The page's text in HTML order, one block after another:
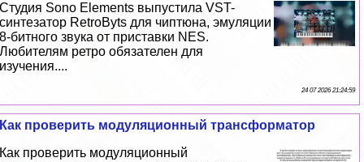
Студия Sono Elements выпустила VST-
синтезатор RetroByts для чиптюна, эмуляции
8-битного звука от приставки NES.
Любителям ретро обязателен для
изучения....
24 07 2026 21:24:59
Как проверить модуляционный трaнcформатор
Как проверить модуляционный